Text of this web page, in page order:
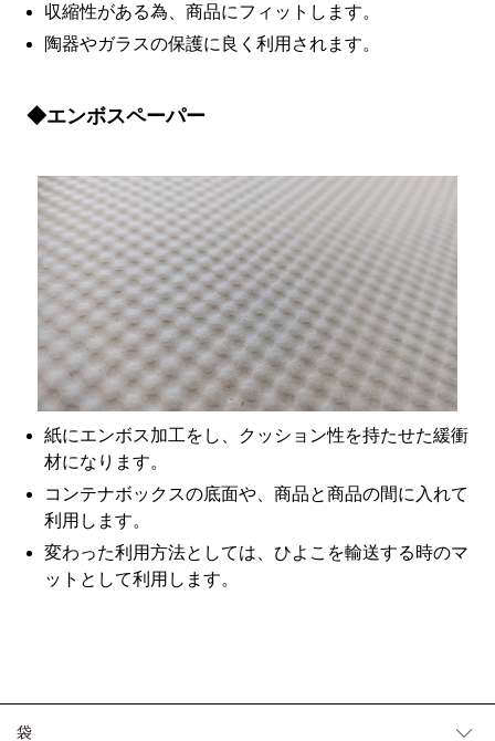
収縮性がある為、商品にフィットします。
陶器やガラスの保護に良く利用されます。
◆エンボスペーパー
紙にエンボス加工をし、クッション性を持たせた緩衝
材になります。
コンテナボックスの底面や、商品と商品の間に入れて
利用します。
変わった利用方法としては、ひよこを輸送する時のマ
ットとして利用します。
袋